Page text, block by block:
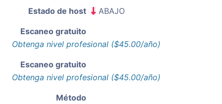
Estado de host ABAJO
Escaneo gratuito
Obtenga nivel profesional ($45.00/año)
Escaneo gratuito
Obtenga nivel profesional ($45.00/año)
Método